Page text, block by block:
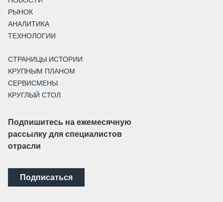
РЫНОК
АНАЛИТИКА
ТЕХНОЛОГИИ
СТРАНИЦЫ ИСТОРИИ
КРУПНЫМ ПЛАНОМ
СЕРВИСМЕНЫ
КРУГЛЫЙ СТОЛ
Подпишитесь на ежемесячную
рассылку для специалистов
отрасли
Подписаться